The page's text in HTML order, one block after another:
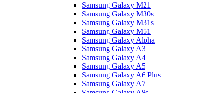
Samsung Galaxy M21
Samsung Galaxy M30s
Samsung Galaxy M31s
Samsung Galaxy M51
Samsung Galaxy Alpha
Samsung Galaxy A3
Samsung Galaxy A4
Samsung Galaxy A5
Samsung Galaxy A6 Plus
Samsung Galaxy A7